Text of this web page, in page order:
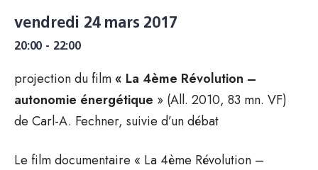
vendredi 24 mars 2017
20:00 - 22:00
projection du film« La 4ème Révolution –
autonomie énergétique » (All. 2010, 83 mn. VF)
de Carl-A. Fechner, suivie d’un débat
Le film documentaire « La 4ème Révolution –